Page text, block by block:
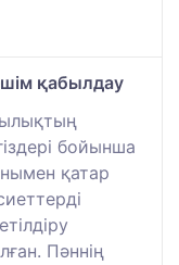
қабылдау
бойынша
қатар
Пәннің